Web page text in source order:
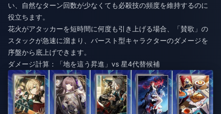
い、自然なターン回数が少なくても必殺技の頻度を維持するのに
役立ちます。
花火がアタッカーを短時間に何度も引き上げる場合、「賛歌」の
スタックが急速に溜まり、バースト型キャラクターのダメージを
序盤から底上げできます。
ダメージ計算：「地を這う昇進」vs 星4代替候補